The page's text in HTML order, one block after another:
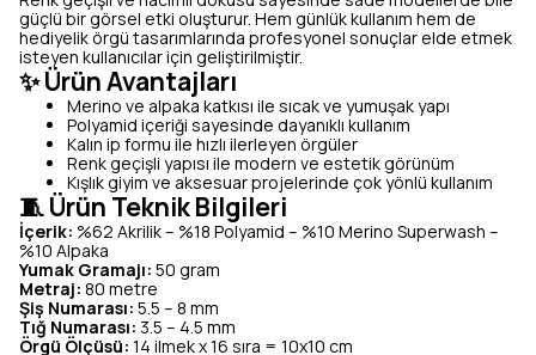
güçlü bir görsel etki oluşturur. Hem günlük kullanım hem de
hediyelik örgü tasarımlarında profesyonel sonuçlar elde etmek
isteyen kullanıcılar için geliştirilmiştir.
✨ Ürün Avantajları
Merino ve alpaka katkısı ile sıcak ve yumuşak yapı
Polyamid içeriği sayesinde dayanıklı kullanım
Kalın ip formu ile hızlı ilerleyen örgüler
Renk geçişli yapısı ile modern ve estetik görünüm
Kışlık giyim ve aksesuar projelerinde çok yönlü kullanım
🧵 Ürün Teknik Bilgileri
İçerik: %62 Akrilik – %18 Polyamid – %10 Merino Superwash –
%10 Alpaka
Yumak Gramajı: 50 gram
Metraj: 80 metre
Şiş Numarası: 5.5 – 8 mm
Tığ Numarası: 3.5 – 4.5 mm
Örgü Ölçüsü: 14 ilmek x 16 sıra = 10x10 cm